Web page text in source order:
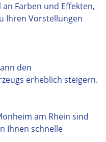
Farben und Effekten,
Ihren Vorstellungen
den
erheblich steigern.
am Rhein sind
Ihnen schnelle